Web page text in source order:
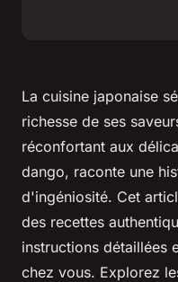
La cuisine japonaise
richesse de ses
réconfortant aux
dango, raconte une
d'ingéniosité. Cet
des recettes
instructions détaillées
chez vous. Explorez